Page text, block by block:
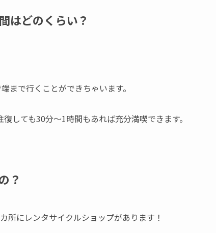
はどのくらい？
まで行くことができちゃいます。
しても30分〜1時間もあれば充分満喫できます。
？
所にレンタサイクルショップがあります！